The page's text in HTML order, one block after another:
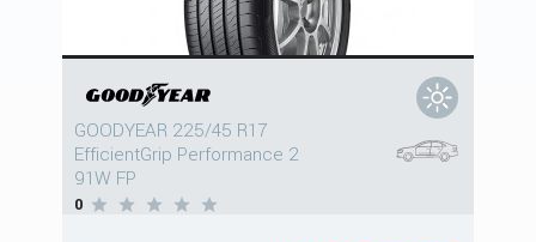
GOODYEAR 225/45 R17
EfficientGrip Performance 2
91W FP
0